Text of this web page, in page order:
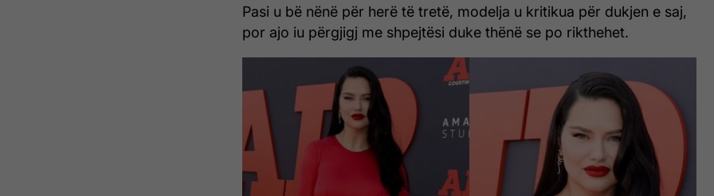
Pasi u bë nënë për herë të tretë, modelja u kritikua për dukjen e saj,
por ajo iu përgjigj me shpejtësi duke thënë se po rikthehet.